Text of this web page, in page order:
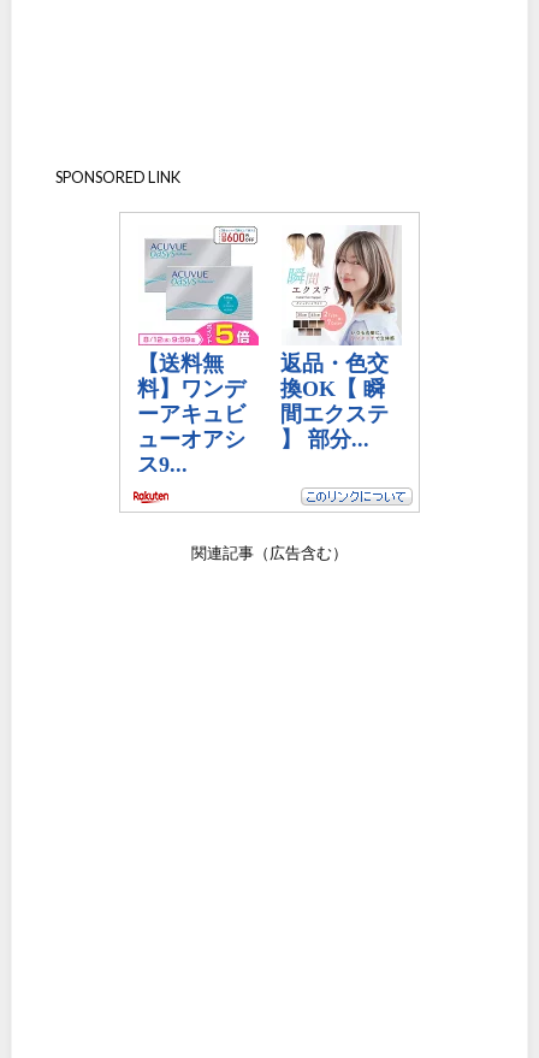
SPONSORED LINK
関連記事（広告含む）